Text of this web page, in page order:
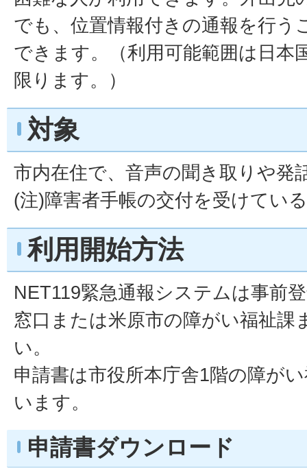
でも、位置情報付きの通報を行う
できます。（利用可能範囲は日本
限ります。）
対象
市内在住で、音声の聞き取りや発
(注)障害者手帳の交付を受けてい
利用開始方法
NET119緊急通報システムは事前
窓口または米原市の障がい福祉課
い。
申請書は市役所本庁舎1階の障が
います。
申請書ダウンロード